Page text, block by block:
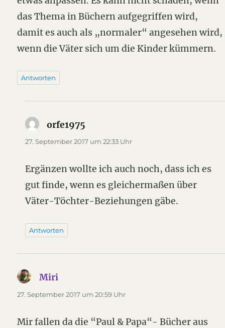
das Thema in Büchern aufgegriffen wird,
damit es auch als „normaler“ angesehen wird,
wenn die Väter sich um die Kinder kümmern.
Antworten
orfe1975
27. September 2017 um 22:33 Uhr
Ergänzen wollte ich auch noch, dass ich es
gut finde, wenn es gleichermaßen über
Väter-Töchter-Beziehungen gäbe.
Antworten
Mirisagt:
27. September 2017 um 20:59 Uhr
Mir fallen da die “Paul & Papa“- Bücher aus